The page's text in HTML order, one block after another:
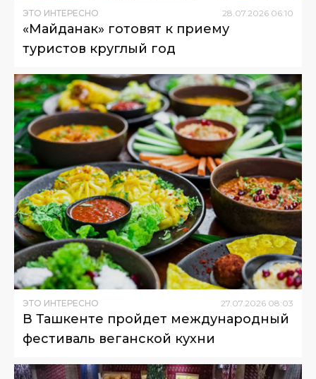
ЭТО ИНТЕРЕСНО 28 07 2026 06:10
«Майданак» готовят к приему
туристов круглый год
ЭТО ИНТЕРЕСНО 27 07 2026 08:03
В Ташкенте пройдет международный
фестиваль веганской кухни